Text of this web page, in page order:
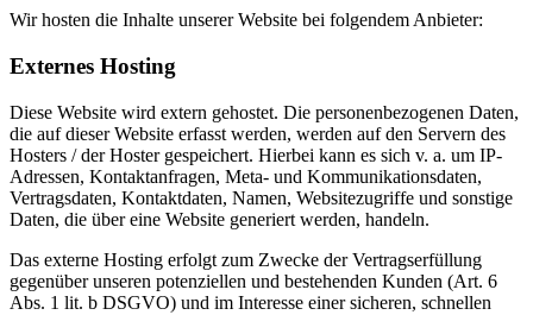
Wir hosten die Inhalte unserer Website bei folgendem Anbieter:
Externes Hosting
Diese Website wird extern gehostet. Die personenbezogenen Daten,
die auf dieser Website erfasst werden, werden auf den Servern des
Hosters / der Hoster gespeichert. Hierbei kann es sich v. a. um IP-
Adressen, Kontaktanfragen, Meta- und Kommunikationsdaten,
Vertragsdaten, Kontaktdaten, Namen, Websitezugriffe und sonstige
Daten, die über eine Website generiert werden, handeln.
Das externe Hosting erfolgt zum Zwecke der Vertragserfüllung
gegenüber unseren potenziellen und bestehenden Kunden (Art. 6
Abs. 1 lit. b DSGVO) und im Interesse einer sicheren, schnellen